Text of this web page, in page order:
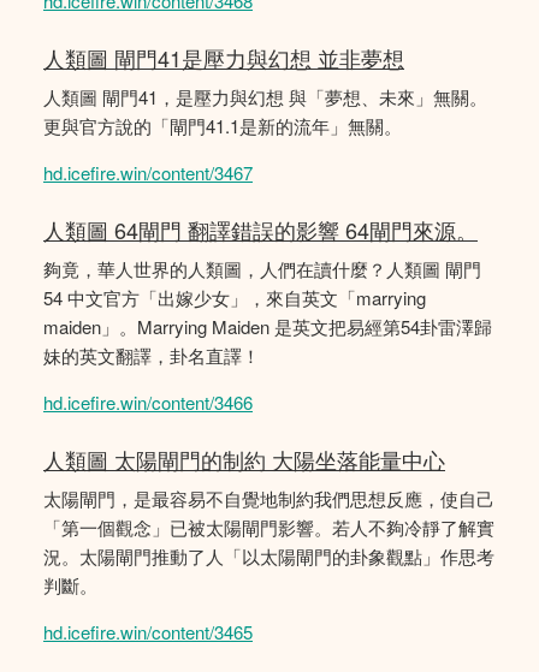
人類圖 閘門41是壓力與幻想 並非夢想
人類圖 閘門41，是壓力與幻想 與「夢想、未來」無關。
更與官方說的「閘門41.1是新的流年」無關。
hd.icefire.win/content/3467
人類圖 64閘門 翻譯錯誤的影響 64閘門來源。
夠竟，華人世界的人類圖，人們在讀什麼？人類圖 閘門
54 中文官方「出嫁少女」，來自英文「marrying
maiden」。Marrying Maiden 是英文把易經第54卦雷澤歸
妹的英文翻譯，卦名直譯！
hd.icefire.win/content/3466
人類圖 太陽閘門的制約 大陽坐落能量中心
太陽閘門，是最容易不自覺地制約我們思想反應，使自己
「第一個觀念」已被太陽閘門影響。若人不夠冷靜了解實
況。太陽閘門推動了人「以太陽閘門的卦象觀點」作思考
判斷。
hd.icefire.win/content/3465